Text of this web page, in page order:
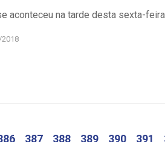
aconteceu na tarde desta sexta-
387 388 389 390 391